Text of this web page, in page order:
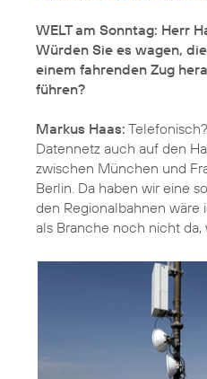
WELT am Sonntag: Herr
Würden Sie es wagen,
einem fahrenden Zug
führen?
Markus Haas:
Datennetz auch auf den
zwischen München und
Berlin. Da haben wir eine
den Regionalbahnen wäre
als Branche noch nicht da,